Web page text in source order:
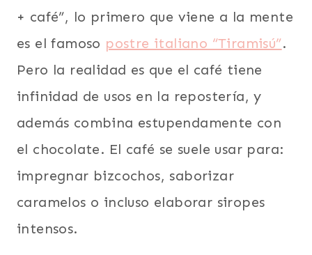
+ café”, lo primero que viene a la mente
es el famoso postre italiano “Tiramisú”.
Pero la realidad es que el café tiene
infinidad de usos en la repostería, y
además combina estupendamente con
el chocolate. El café se suele usar para:
impregnar bizcochos, saborizar
caramelos o incluso elaborar siropes
intensos.